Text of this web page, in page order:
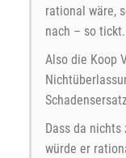
rational wäre,
nach – so tickt.
Also die Koop
Dass da
würde er